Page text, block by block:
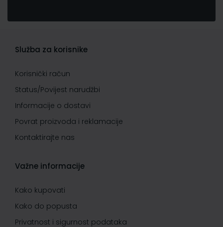
Služba za korisnike
Korisnički račun
Status/Povijest narudžbi
Informacije o dostavi
Povrat proizvoda i reklamacije
Kontaktirajte nas
Važne informacije
Kako kupovati
Kako do popusta
Privatnost i sigurnost podataka